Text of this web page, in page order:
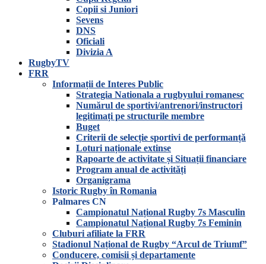
Copii si Juniori
Sevens
DNS
Oficiali
Divizia A
RugbyTV
FRR
Informații de Interes Public
Strategia Nationala a rugbyului romanesc
Numărul de sportivi/antrenori/instructori
legitimați pe structurile membre
Buget
Criterii de selecție sportivi de performanță
Loturi naționale extinse
Rapoarte de activitate și Situații financiare
Program anual de activități
Organigrama
Istoric Rugby în Romania
Palmares CN
Campionatul Național Rugby 7s Masculin
Campionatul Național Rugby 7s Feminin
Cluburi afiliate la FRR
Stadionul Național de Rugby “Arcul de Triumf”
Conducere, comisii și departamente